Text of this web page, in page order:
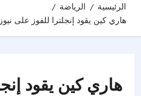
الرئيسية
الرياضة
هاري كين يقود إنجلترا للفوز على
هاري كين يقود